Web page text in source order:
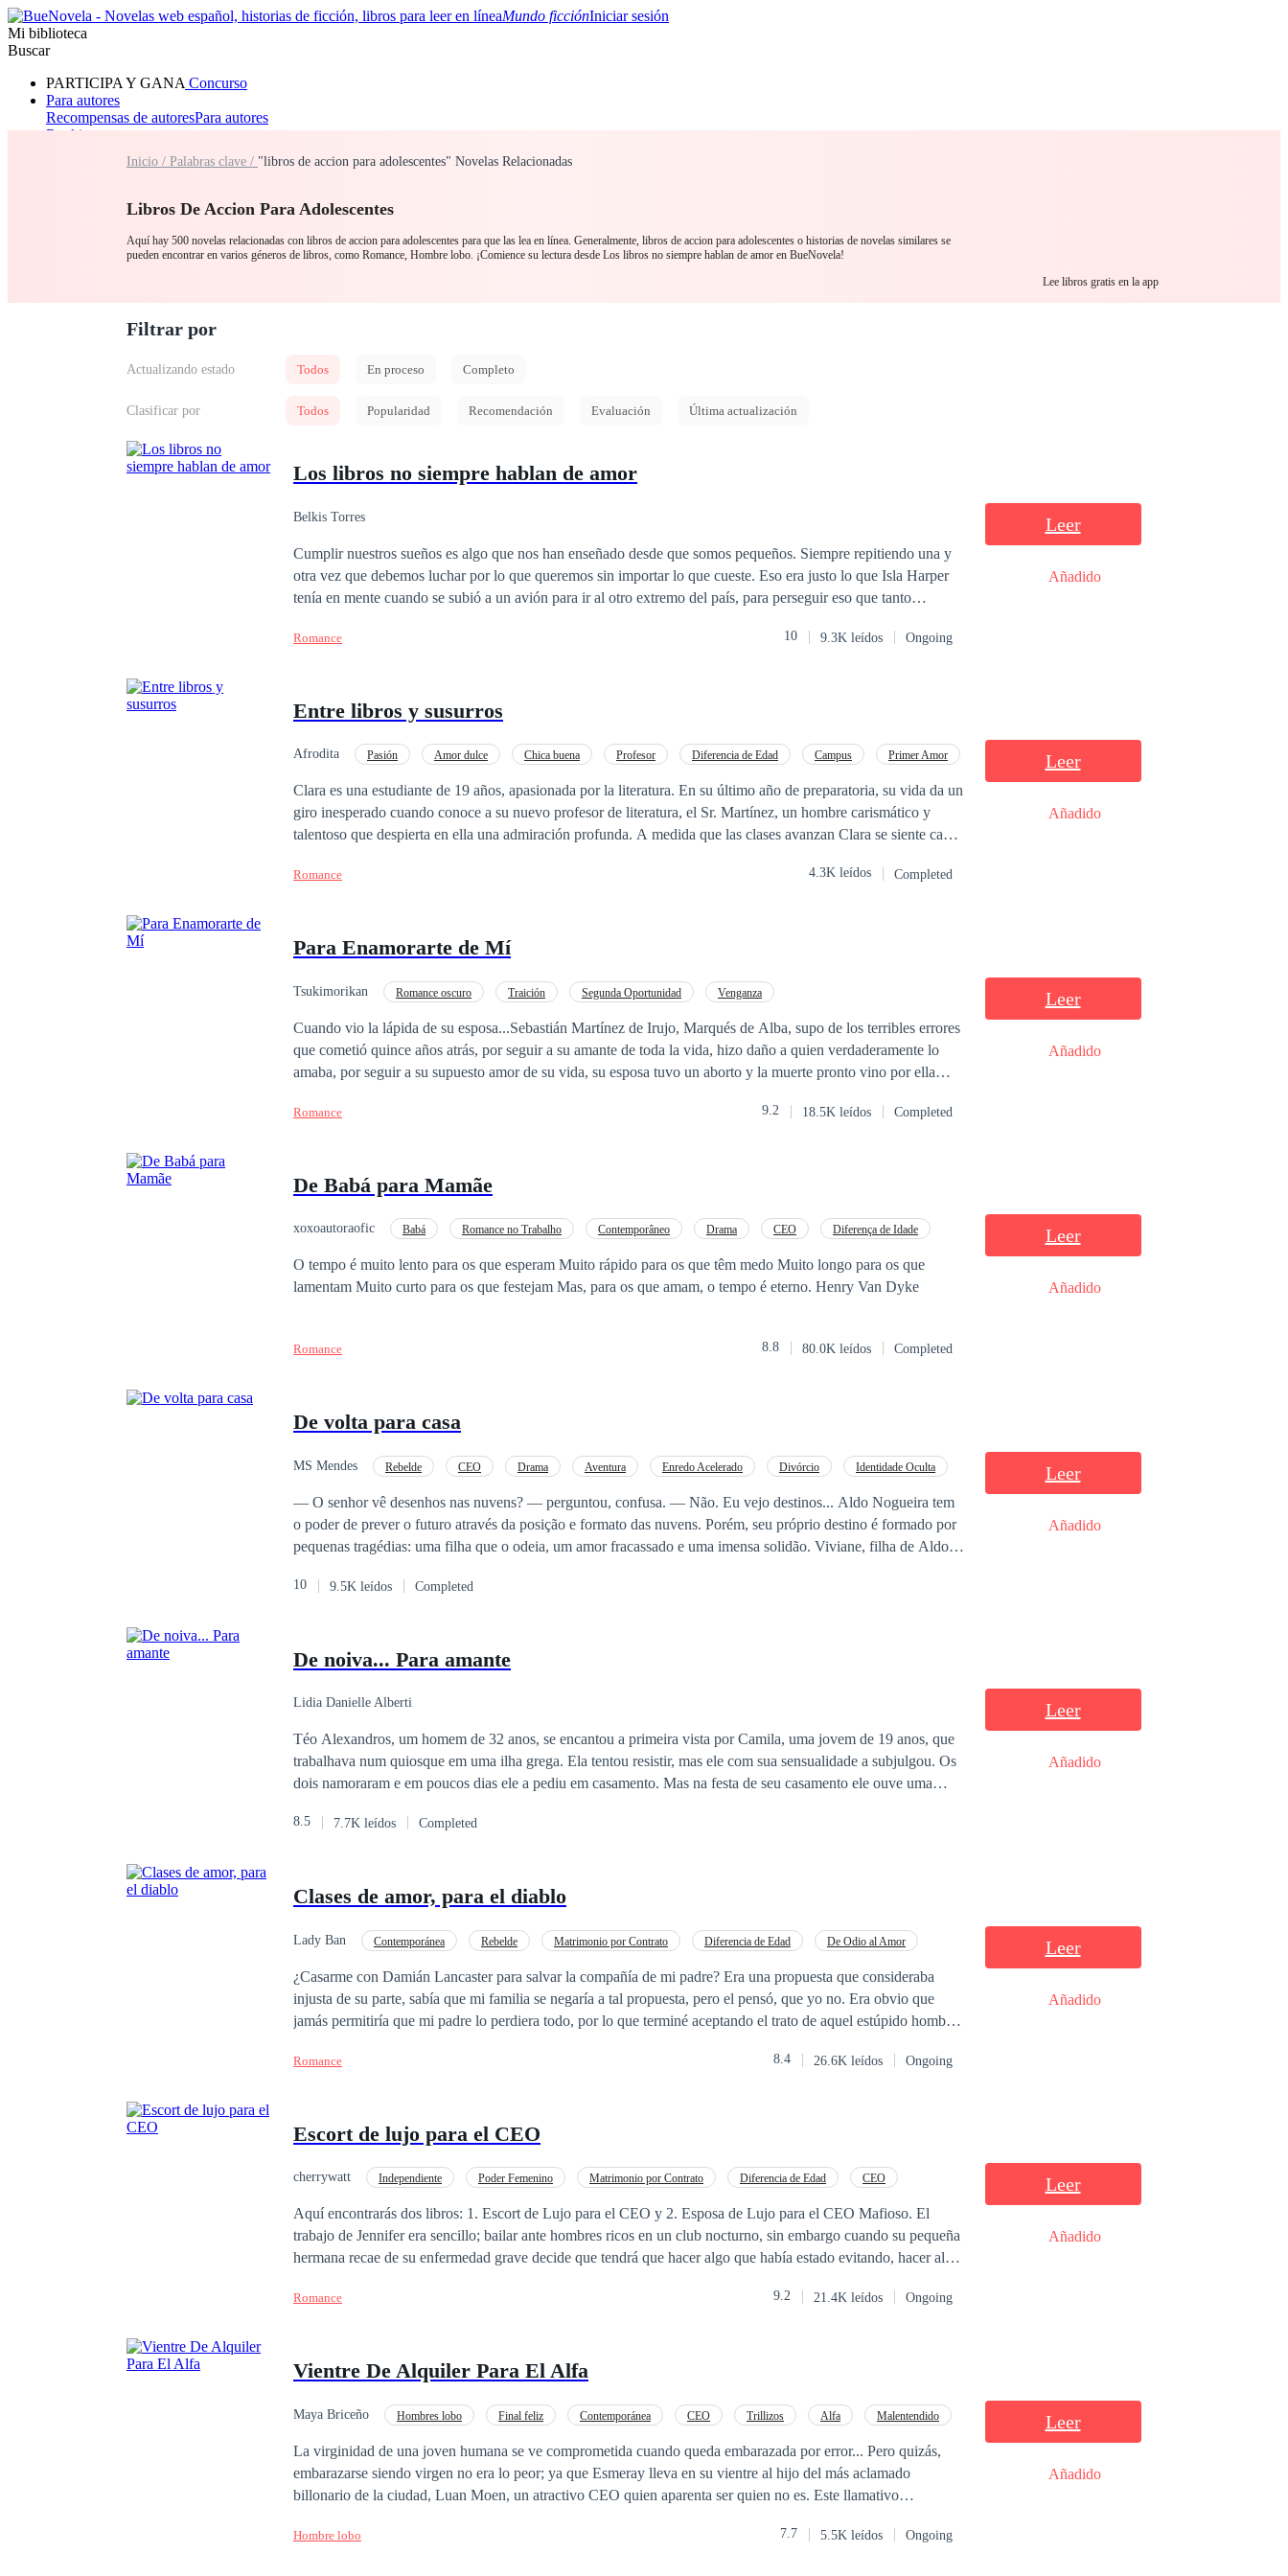
Mundo ficciónIniciar sesión
Mi biblioteca
Buscar
PARTICIPA Y GANA Concurso
Para autores
Recompensas de autoresPara autores
Ranking
RomanceHombre loboMafiaSistemaFantasíaUrbano
Inicio / Palabras clave / "libros de accion para adolescentes" Novelas Relacionadas
Libros De Accion Para Adolescentes
Aquí hay 500 novelas relacionadas con libros de accion para adolescentes para que las lea en línea. Generalmente, libros de accion para adolescentes o historias de novelas similares se
pueden encontrar en varios géneros de libros, como Romance, Hombre lobo. ¡Comience su lectura desde Los libros no siempre hablan de amor en BueNovela!
Lee libros gratis en la app
Filtrar por
Actualizando estado Todos En proceso Completo
Clasificar por Todos Popularidad Recomendación Evaluación Última actualización
Los libros no siempre hablan de amor
Belkis Torres
Cumplir nuestros sueños es algo que nos han enseñado desde que somos pequeños. Siempre repitiendo una y
otra vez que debemos luchar por lo que queremos sin importar lo que cueste. Eso era justo lo que Isla Harper
tenía en mente cuando se subió a un avión para ir al otro extremo del país, para perseguir eso que tanto
vendrían muchas cosas más, nuevas amistades, nuevos gustos, pero sobre todo, algo sobre lo que solamente
Romance 10 9.3K leídos Ongoing
Leer
Añadido
Entre libros y susurros
Afrodita Pasión Amor dulce Chica buena Profesor Diferencia de Edad Campus Primer Amor
Clara es una estudiante de 19 años, apasionada por la literatura. En su último año de preparatoria, su vida da un
giro inesperado cuando conoce a su nuevo profesor de literatura, el Sr. Martínez, un hombre carismático y
talentoso que despierta en ella una admiración profunda. A medida que las clases avanzan Clara se siente cada
Romance 4.3K leídos Completed
Leer
Añadido
Para Enamorarte de Mí
Tsukimorikan Romance oscuro Traición Segunda Oportunidad Venganza
Cuando vio la lápida de su esposa...Sebastián Martínez de Irujo, Marqués de Alba, supo de los terribles errores
que cometió quince años atrás, por seguir a su amante de toda la vida, hizo daño a quien verdaderamente lo
amaba, por seguir a su supuesto amor de su vida, su esposa tuvo un aborto y la muerte pronto vino por ella
y amar a su esposa como ella lo merece. Aunque no será fácil, porque para Aranza Arteaga...el amor hacia su
la hija que carga en su vientre, hará lo inimaginable...
Romance 9.2 18.5K leídos Completed
Leer
Añadido
De Babá para Mamãe
xoxoautoraofic Babá Romance no Trabalho Contemporâneo Drama CEO Diferença de Idade
O tempo é muito lento para os que esperam Muito rápido para os que têm medo Muito longo para os que
lamentam Muito curto para os que festejam Mas, para os que amam, o tempo é eterno. Henry Van Dyke
Romance 8.8 80.0K leídos Completed
Leer
Añadido
De volta para casa
MS Mendes Rebelde CEO Drama Aventura Enredo Acelerado Divórcio
Identidade Oculta
— O senhor vê desenhos nas nuvens? — perguntou, confusa. — Não. Eu vejo destinos... Aldo Nogueira tem
o poder de prever o futuro através da posição e formato das nuvens. Porém, seu próprio destino é formado por
pequenas tragédias: uma filha que o odeia, um amor fracassado e uma imensa solidão. Viviane, filha de Aldo,
amor. Mas depois de se deparar com um imenso sofrimento, ela está de volta, com uma filhinha pequena,
nuvens de Aldo foram capazes de prever.
10 9.5K leídos Completed
Leer
Añadido
De noiva... Para amante
Lidia Danielle Alberti
Téo Alexandros, um homem de 32 anos, se encantou a primeira vista por Camila, uma jovem de 19 anos, que
trabalhava num quiosque em uma ilha grega. Ela tentou resistir, mas ele com sua sensualidade a subjulgou. Os
dois namoraram e em poucos dias ele a pediu em casamento. Mas na festa de seu casamento ele ouve uma
e fazê-la sua amante. Ela tenta se livrar dele, mas descobre tarde demais que não conseguirá se livrar desse
8.5 7.7K leídos Completed
Leer
Añadido
Clases de amor, para el diablo
Lady Ban Contemporánea Rebelde Matrimonio por Contrato Diferencia de Edad
De Odio al Amor
¿Casarme con Damián Lancaster para salvar la compañía de mi padre? Era una propuesta que consideraba
injusta de su parte, sabía que mi familia se negaría a tal propuesta, pero el pensó, que yo no. Era obvio que
jamás permitiría que mi padre lo perdiera todo, por lo que terminé aceptando el trato de aquel estúpido hombre
suponía que yo debía odiarlo con mi vida por lo que nos había hecho a todos, pero al contrario de eso, terminé
Romance 8.4 26.6K leídos Ongoing
Leer
Añadido
Escort de lujo para el CEO
cherrywatt Independiente Poder Femenino Matrimonio por Contrato Diferencia de Edad
CEO
Aquí encontrarás dos libros: 1. Escort de Lujo para el CEO y 2. Esposa de Lujo para el CEO Mafioso. El
trabajo de Jennifer era sencillo; bailar ante hombres ricos en un club nocturno, sin embargo cuando su pequeña
hermana recae de su enfermedad grave decide que tendrá que hacer algo que había estado evitando, hacer algo
ella, ella acepta sin siquiera saber quien era aquel elegante hombre quien la lleva a un lujoso apartamento
momento en que la vio.
Romance 9.2 21.4K leídos Ongoing
Leer
Añadido
Vientre De Alquiler Para El Alfa
Maya Briceño Hombres lobo Final feliz Contemporánea CEO Trillizos Alfa
Malentendido
La virginidad de una joven humana se ve comprometida cuando queda embarazada por error... Pero quizás,
embarazarse siendo virgen no era lo peor; ya que Esmeray lleva en su vientre al hijo del más aclamado
billonario de la ciudad, Luan Moen, un atractivo CEO quien aparenta ser quien no es. Este llamativo
Esmeray ignoraba este hecho de los hombres lobos, y cuando esté alfa se entera que esa humana lleva a su hijo
Hombre lobo 7.7 5.5K leídos Ongoing
Leer
Añadido